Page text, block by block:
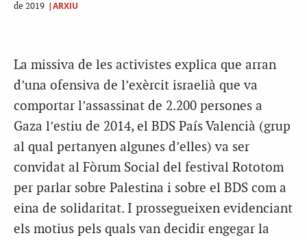
de 2019 |ARXIU
La missiva de les activistes explica que arran
d’una ofensiva de l’exèrcit israelià que va
comportar l’assassinat de 2.200 persones a
Gaza l’estiu de 2014, el BDS País Valencià (grup
al qual pertanyen algunes d’elles) va ser
convidat al Fòrum Social del festival Rototom
per parlar sobre Palestina i sobre el BDS com a
eina de solidaritat. I prossegueixen evidenciant
els motius pels quals van decidir engegar la